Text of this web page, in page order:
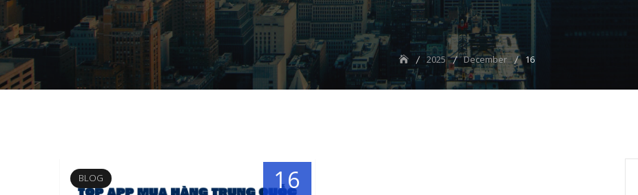
2025 December 16
BLOG 16